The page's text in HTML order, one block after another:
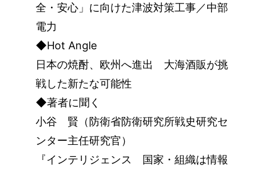
全・安心」に向けた津波対策工事／中部
電力
◆Hot Angle
日本の焼酎、欧州へ進出 大海酒販が挑
戦した新たな可能性
◆著者に聞く
小谷 賢（防衛省防衛研究所戦史研究セ
ンター主任研究官）
『インテリジェンス 国家・組織は情報